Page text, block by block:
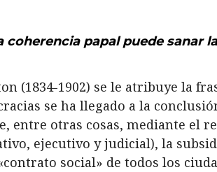
coherencia papal puede sanar
(1834-1902) se le atribuye la
se ha llegado a la
entre otras cosas, mediante el
ejecutivo y judicial), la
social» de todos los